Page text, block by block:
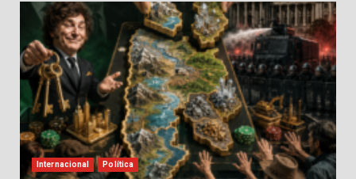
Internacional Política